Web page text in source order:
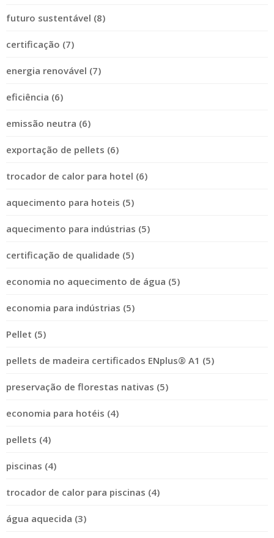
futuro sustentável (8)
certificação (7)
energia renovável (7)
eficiência (6)
emissão neutra (6)
exportação de pellets (6)
trocador de calor para hotel (6)
aquecimento para hoteis (5)
aquecimento para indústrias (5)
certificação de qualidade (5)
economia no aquecimento de água (5)
economia para indústrias (5)
Pellet (5)
pellets de madeira certificados ENplus® A1 (5)
preservação de florestas nativas (5)
economia para hotéis (4)
pellets (4)
piscinas (4)
trocador de calor para piscinas (4)
água aquecida (3)